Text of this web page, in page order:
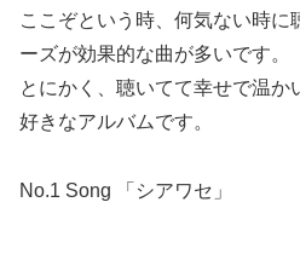
ここぞという時、何気ない時に
ーズが効果的な曲が多いです。
とにかく、聴いてて幸せで温か
好きなアルバムです。
No.1 Song 「シアワセ」